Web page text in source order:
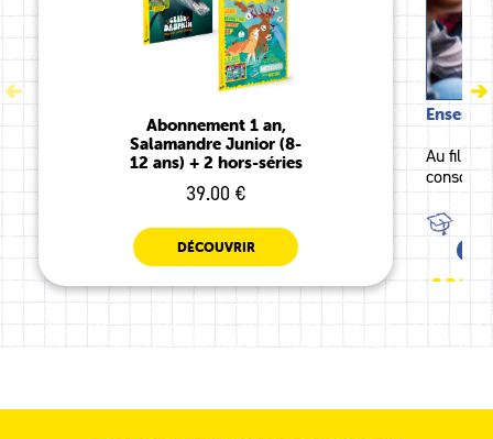
Abonnement 1 an,
Salamandre Junior (8-
12 ans) + 2 hors-séries
39.00 €
DÉCOUVRIR
Au fil